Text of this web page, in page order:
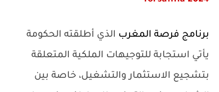
برنامج فرصة المغرب الذي أطلقته الحكومة
يأتي استجابة للتوجيهات الملكية المتعلقة
بتشجيع الاستثمار والتشغيل، خاصة بين